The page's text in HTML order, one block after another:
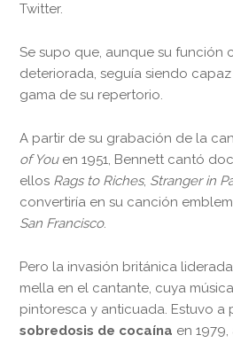
Twitter.
Se supo que, aunque su función
deteriorada, seguía siendo
gama de su repertorio.
A partir de su grabación de la
of Youen 1951, Bennett cantó
ellos Rags to Riches, Stranger in
convertiría en su canción
San Francisco.
Pero la invasión británica
mella en el cantante, cuya
pintoresca y anticuada. Estuvo a
sobredosis de cocaína en